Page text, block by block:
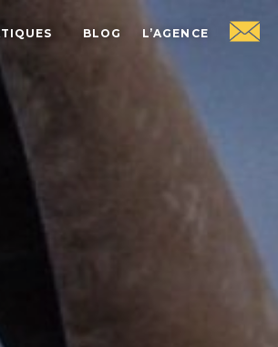
BLOG L’AGENCE